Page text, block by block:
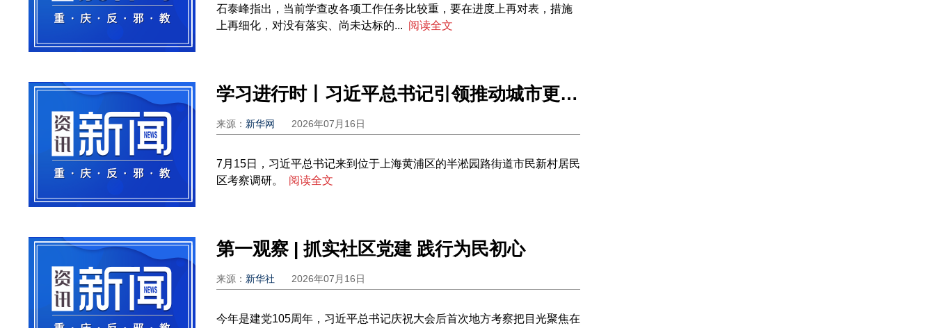
石泰峰指出，当前学查改各项工作任务比较重，要在进度上再对表，措施
上再细化，对没有落实、尚未达标的... 阅读全文
学习进行时丨习近平总书记引领推动城市更新的故事
来源： 新华网 2026年07月16日
7月15日，习近平总书记来到位于上海黄浦区的半淞园路街道市民新村居民
区考察调研。
阅读全文
第一观察 | 抓实社区党建 践行为民初心
来源： 新华社 2026年07月16日
今年是建党105周年，习近平总书记庆祝大会后首次地方考察把目光聚焦在